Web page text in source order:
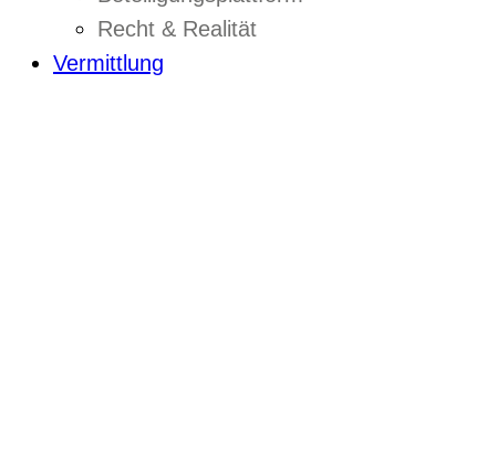
Recht & Realität
Vermittlung